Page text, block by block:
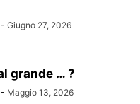
- Giugno 27, 2026
grande … ?
- Maggio 13, 2026